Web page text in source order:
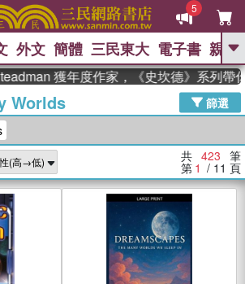
5
GO
熱搜： 高希均教授回憶錄
、 The Odyssey 、 父親節 、 如果歷
獎 臺灣漫遊錄 、 方念華 、 台灣的李
登輝時代
數學女孩：黎曼猜想 、
偉大的迷走神經
外文 簡體 三民東大 電子書 親子
獲年度作家，《史坎德》系列帶你踏上
Worlds
篩選
共 423 筆
第 1 / 11 頁